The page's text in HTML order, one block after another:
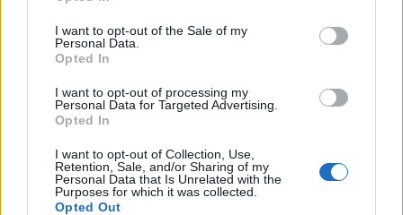
use your data for below specified purposes in below Google
consent section.
I want to opt-out of the Sale of my
Personal Data.
Opted In
I want to opt-out of processing my
Personal Data for Targeted Advertising.
Opted In
I want to opt-out of Collection, Use,
Retention, Sale, and/or Sharing of my
Personal Data that Is Unrelated with the
Purposes for which it was collected.
Opted Out
ricordato la borraccia”, “ho chiesto il turno per
parlare”). Niente voti: si celebra lo sforzo e si
pianifica il prossimo micro-passaggio.
Ogni quattro settimane si compila la “cartolina dei
progressi”: una frase su ciò che è migliorato, una
su cosa è ancora difficile, una promessa per la
settimana 5 o 9. I